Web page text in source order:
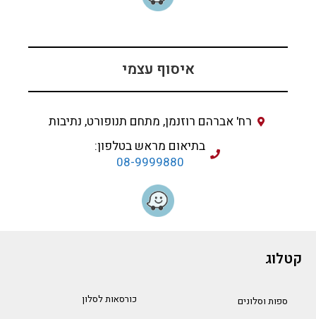
איסוף עצמי
רח' אברהם רוזנמן, מתחם תנופורט, נתיבות
בתיאום מראש בטלפון:
08-9999880
קטלוג
ספות וסלונים כורסאות לסלון